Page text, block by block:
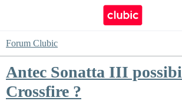
Forum Clubic
Antec Sonatta III
Crossfire ?